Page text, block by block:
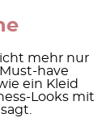
mehr nur
have
ein Kleid
Looks mit